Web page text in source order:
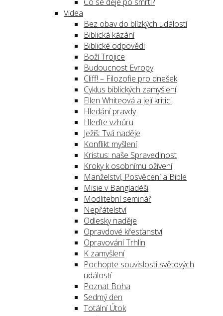
Videa
Bez obav do blízkých událostí
Biblická kázání
Biblické odpovědi
Boží Trojice
Budoucnost Evropy
Cliff! – Filozofie pro dnešek
Cyklus biblických zamyšlení
Ellen Whiteová a její kritici
Hledání pravdy
Hleďte vzhůru
Ježíš: Tvá naděje
Konflikt myšlení
Kristus: naše Spravedlnost
Kroky k osobnímu oživení
Manželství, Posvěcení a Bible
Misie v Bangladéši
Modlitební seminář
Nepřátelství
Odlesky naděje
Opravdové křesťanství
Opravování Trhlin
K zamyšlení
Pochopte souvislosti světových
událostí
Poznat Boha
Sedmý den
Totální Útok